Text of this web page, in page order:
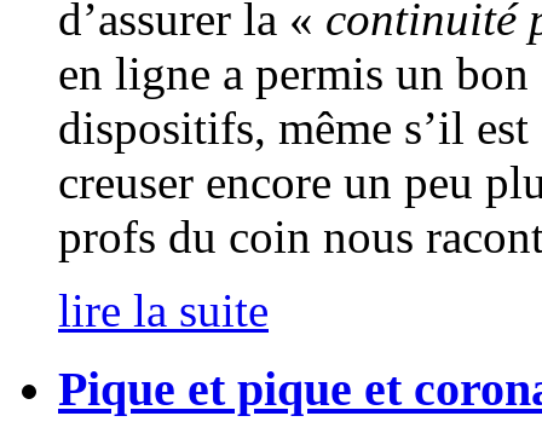
d’assurer la « continuité
en ligne a permis un
dispositifs, même s’il
creuser encore un peu
profs du coin nous
lire la suite
Pique et pique et